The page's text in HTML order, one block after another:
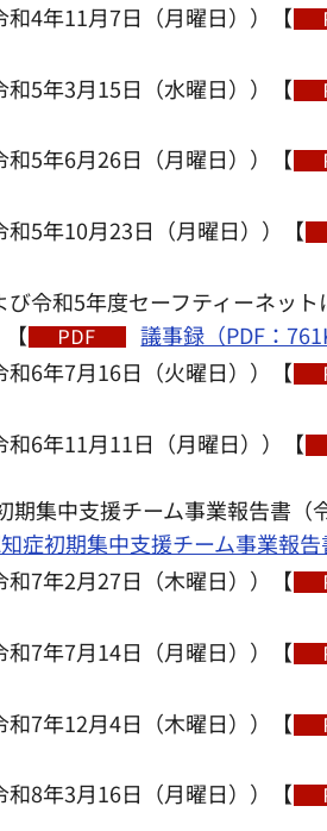
4年11月7日（月曜日））【
5年3月15日（水曜日））【
5年6月26日（月曜日））【
5年10月23日（月曜日））【
令和5年度セーフティーネッ
【 議事録（PDF：
6年7月16日（火曜日））【
6年11月11日（月曜日））【
期集中支援チーム事業報告書
症初期集中支援チーム事業報告
7年2月27日（木曜日））【
7年7月14日（月曜日））【
7年12月4日（木曜日））【
8年3月16日（月曜日））【